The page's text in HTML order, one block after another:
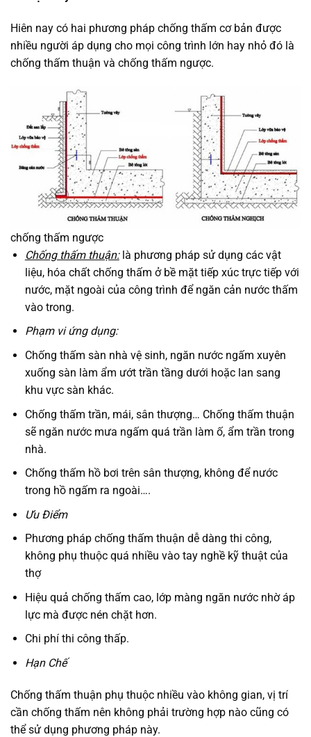
Hiên nay có hai phương pháp chống thấm cơ bản được
nhiều người áp dụng cho mọi công trình lớn hay nhỏ đó là
chống thấm thuận và chống thấm ngược.
chống thấm ngược
Chống thấm thuận:là phương pháp sử dụng các vật
liệu, hóa chất chống thấm ở bề mặt tiếp xúc trực tiếp với
nước, mặt ngoài của công trình để ngăn cản nước thấm
vào trong.
Phạm vi ứng dụng:
Chống thấm sàn nhà vệ sinh, ngăn nước ngấm xuyên
xuống sàn làm ẩm ướt trần tầng dưới hoặc lan sang
khu vực sàn khác.
Chống thấm trần, mái, sân thượng… Chống thấm thuận
sẽ ngăn nước mưa ngấm quá trần làm ố, ẩm trần trong
nhà.
Chống thấm hồ bơi trên sân thượng, không để nước
trong hồ ngấm ra ngoài….
Ưu Điểm
Phương pháp chống thấm thuận dễ dàng thi công,
không phụ thuộc quá nhiều vào tay nghề kỹ thuật của
thợ
Hiệu quả chống thấm cao, lớp màng ngăn nước nhờ áp
lực mà được nén chặt hơn.
Chi phí thi công thấp.
Hạn Chế
Chống thấm thuận phụ thuộc nhiều vào không gian, vị trí
cần chống thấm nên không phải trường hợp nào cũng có
thể sử dụng phương pháp này.